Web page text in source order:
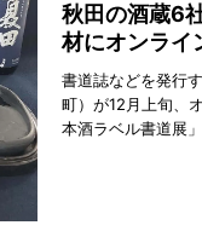
秋田の酒蔵6
材にオンライ
書道誌などを発行
町）が12月上旬、
本酒ラベル書道展」